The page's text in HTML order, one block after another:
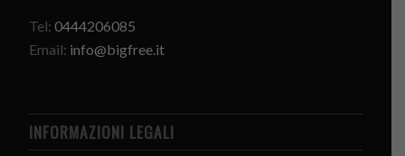
Tel:0444206085
Email: info@bigfree.it
INFORMAZIONI LEGALI